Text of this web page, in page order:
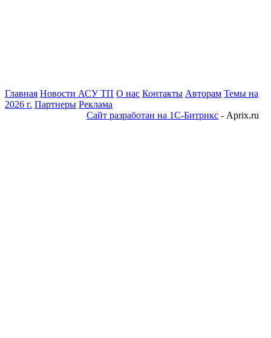
Главная Новости АСУ ТП О нас Контакты Авторам Темы на
2026 г. Партнеры Реклама
Сайт разработан на 1С-Битрикс - Aprix.ru